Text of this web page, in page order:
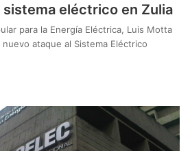
sistema eléctrico en Zulia
para la Energía Eléctrica, Luis Motta
ataque al Sistema Eléctrico